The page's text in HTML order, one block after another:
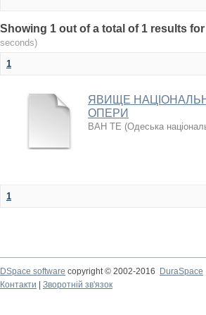
Showing 1 out of a total of 1 results
seconds)
1
ЯВИЩЕ
ОПЕРИ
ВАН ТЕ (Одеська
1
DSpace software copyright © 2002-2016
DuraSpace
Контакти
Зворотній зв'язок